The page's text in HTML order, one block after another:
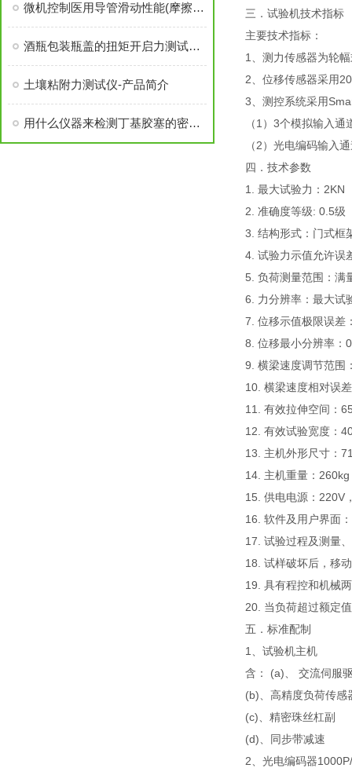
三．试验机技术指标
主要技术指标：
1、测力传感器为轮
2、位移传感器采用
3、测控系统采用
（1）3个模拟输入
（2）光电编码输入
四．技术参数
1. 最大试验力：2KN
2. 准确度等级: 0.5级
3. 结构形式：门式框
4. 试验力示值允许误
5. 负荷测量范围：满
6. 力分辨率：最大试
7. 位移示值极限误差
8. 位移最小分辨率：
9. 横梁速度调节范围
10. 横梁速度相对误
11. 有效拉伸空间：
12. 有效试验宽度：
13. 主机外形尺寸：
14. 主机重量：260kg
15. 供电电源：220V
16. 软件及用户界面
17. 试验过程及测量
18. 试样破坏后，移
19. 具有程控和机械
20. 当负荷超过额定
五．标准配制
1、试
含： (a)、 交
(b)、高精度
(c)、精密
(d)、同
2、光电编
微机控制医用导管滑动性能(摩擦力)测试仪
酒瓶包装瓶盖的扭矩开启力测试方法与仪器
土壤粘附力测试仪-产品简介
用什么仪器来检测丁基胶塞的密封性（恒品）